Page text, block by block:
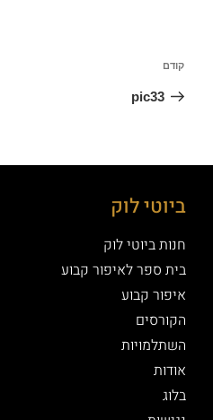
קודם
pic33
ביוטי לוק
חנות ביוטי לוק
בית ספר לאיפור קבוע
איפור קבוע
הקורסים
השתלמויות
אודות
בלוג